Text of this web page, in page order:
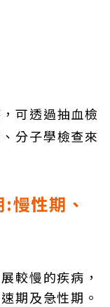
可透過抽血檢
分子學檢查來
慢性期、
較慢的疾病，
期及急性期。